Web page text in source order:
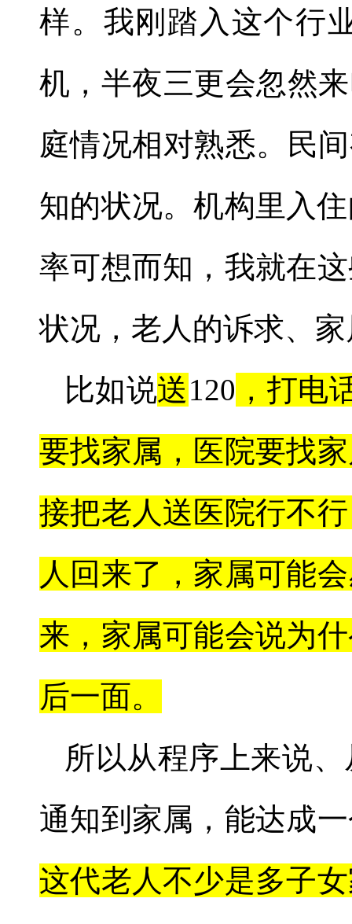
样。我刚踏入这个行
机，半夜三更会忽然
庭情况相对熟悉。民
知的状况。机构里入
率可想而知，我就在
状况，老人的诉求、
比如说送120 ，打电
要找家属，医院要找
接把老人送医院行不
人回来了，家属可能
来，家属可能会说为
后一面。
所以从程序上来说
通知到家属，能达成
这代老人不少是多子